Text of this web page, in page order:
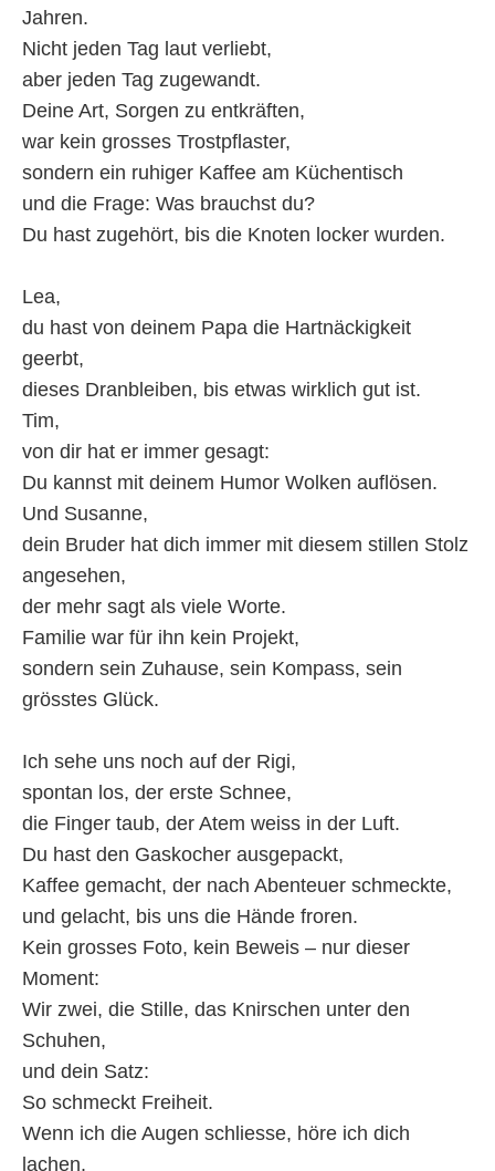
Jahren.
Nicht jeden Tag laut verliebt,
aber jeden Tag zugewandt.
Deine Art, Sorgen zu entkräften,
war kein grosses Trostpflaster,
sondern ein ruhiger Kaffee am Küchentisch
und die Frage: Was brauchst du?
Du hast zugehört, bis die Knoten locker wurden.
Lea,
du hast von deinem Papa die Hartnäckigkeit
geerbt,
dieses Dranbleiben, bis etwas wirklich gut ist.
Tim,
von dir hat er immer gesagt:
Du kannst mit deinem Humor Wolken auflösen.
Und Susanne,
dein Bruder hat dich immer mit diesem stillen Stolz
angesehen,
der mehr sagt als viele Worte.
Familie war für ihn kein Projekt,
sondern sein Zuhause, sein Kompass, sein
grösstes Glück.
Ich sehe uns noch auf der Rigi,
spontan los, der erste Schnee,
die Finger taub, der Atem weiss in der Luft.
Du hast den Gaskocher ausgepackt,
Kaffee gemacht, der nach Abenteuer schmeckte,
und gelacht, bis uns die Hände froren.
Kein grosses Foto, kein Beweis – nur dieser
Moment:
Wir zwei, die Stille, das Knirschen unter den
Schuhen,
und dein Satz:
So schmeckt Freiheit.
Wenn ich die Augen schliesse, höre ich dich
lachen.